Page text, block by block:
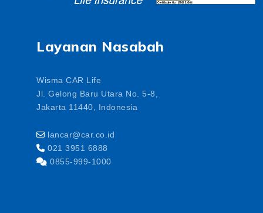
Layanan Nasabah
Wisma CAR Life
Jl. Gelong Baru Utara No. 5-8,
Jakarta 11440, Indonesia
lancar@car.co.id
021 3951 6888
0855-999-1000